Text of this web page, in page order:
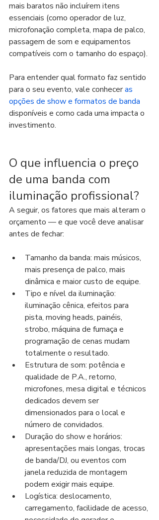
mais baratos não incluírem itens
essenciais (como operador de luz,
microfonação completa, mapa de palco,
passagem de som e equipamentos
compatíveis com o tamanho do espaço).
Para entender qual formato faz sentido
para o seu evento, vale conhecer as
opções de show e formatos de banda
disponíveis e como cada uma impacta o
investimento.
O que influencia o preço
de uma banda com
iluminação profissional?
A seguir, os fatores que mais alteram o
orçamento — e que você deve analisar
antes de fechar:
Tamanho da banda: mais músicos,
mais presença de palco, mais
dinâmica e maior custo de equipe.
Tipo e nível da iluminação:
iluminação cênica, efeitos para
pista, moving heads, painéis,
strobo, máquina de fumaça e
programação de cenas mudam
totalmente o resultado.
Estrutura de som: potência e
qualidade de P.A., retorno,
microfones, mesa digital e técnicos
dedicados devem ser
dimensionados para o local e
número de convidados.
Duração do show e horários:
apresentações mais longas, trocas
de banda/DJ, ou eventos com
janela reduzida de montagem
podem exigir mais equipe.
Logística: deslocamento,
carregamento, facilidade de acesso,